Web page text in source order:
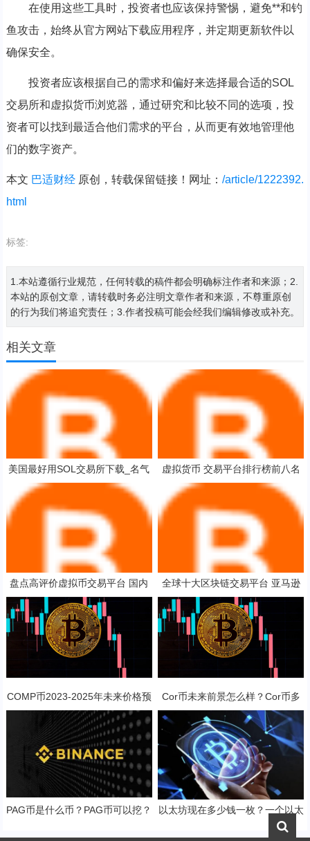
在使用这些工具时，投资者也应该保持警惕，避免**和钓
鱼攻击，始终从官方网站下载应用程序，并定期更新软件以
确保安全。
投资者应该根据自己的需求和偏好来选择最合适的SOL
交易所和虚拟货币浏览器，通过研究和比较不同的选项，投
资者可以找到最适合他们需求的平台，从而更有效地管理他
们的数字资产。
本文 巴适财经原创，转载保留链接！网址： /article/1222392.
html
标签:
1.本站遵循行业规范，任何转载的稿件都会明确标注作者和来源；2.
本站的原创文章，请转载时务必注明文章作者和来源，不尊重原创
的行为我们将追究责任；3.作者投稿可能会经我们编辑修改或补充。
相关文章
美国最好用SOL交易所下载_名气
最大的虚拟货币浏览器安卓排行榜
虚拟货币 交易平台排行榜前八名
知名比特币交易平台
盘点高评价虚拟币交易平台 国内
虚拟币交易app排行榜
全球十大区块链交易平台 亚马逊
交易平台平台代币
COMP币2023-2025年未来价格预
测 对长线持有是否值得？
Cor币未来前景怎么样？Cor币多
少钱一枚？
PAG币是什么币？PAG币可以挖？
以太坊现在多少钱一枚？一个以太